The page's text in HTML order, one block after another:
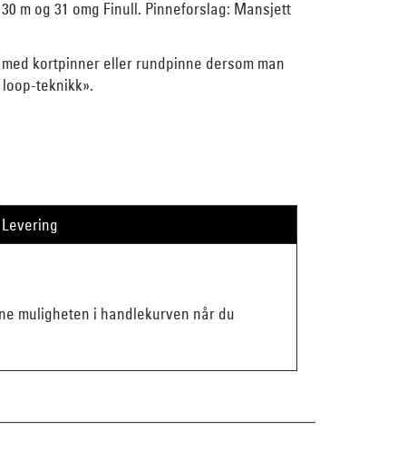
m og 31 omg Finull. Pinneforslag: Mansjett
kortpinner eller rundpinne dersom man
teknikk».
Levering
muligheten i handlekurven når du